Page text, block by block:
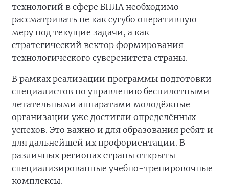
технологий в сфере БПЛА необходимо
рассматривать не как сугубо оперативную
меру под текущие задачи, а как
стратегический вектор формирования
технологического суверенитета страны.
В рамках реализации программы подготовки
специалистов по управлению беспилотными
летательными аппаратами молодёжные
организации уже достигли определённых
успехов. Это важно и для образования ребят и
для дальнейшей их профориентации. В
различных регионах страны открыты
специализированные учебно-тренировочные
комплексы.